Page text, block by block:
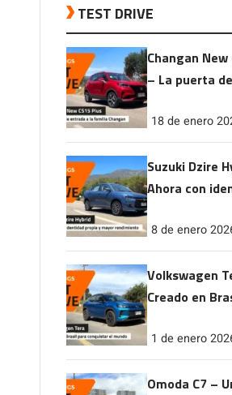
TEST DRIVE
Changan New
– La puerta
18 de enero
Suzuki Dzire
Ahora con
rendimiento
8 de enero
Volkswagen
Creado en
1 de enero
Omoda C7 –